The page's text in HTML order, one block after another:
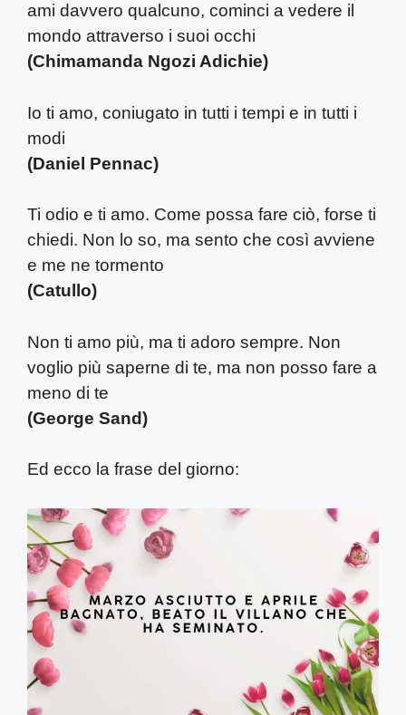
ami davvero qualcuno, cominci a vedere il
mondo attraverso i suoi occhi
(Chimamanda Ngozi Adichie)
Io ti amo, coniugato in tutti i tempi e in tutti i
modi
(Daniel Pennac)
Ti odio e ti amo. Come possa fare ciò, forse ti
chiedi. Non lo so, ma sento che così avviene
e me ne tormento
(Catullo)
Non ti amo più, ma ti adoro sempre. Non
voglio più saperne di te, ma non posso fare a
meno di te
(George Sand)
Ed ecco la frase del giorno: